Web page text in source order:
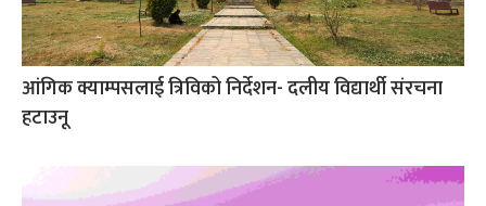
आंगिक क्याम्पसलाई त्रिविको निर्देशन- दलीय विद्यार्थी संरचना
हटाउनू